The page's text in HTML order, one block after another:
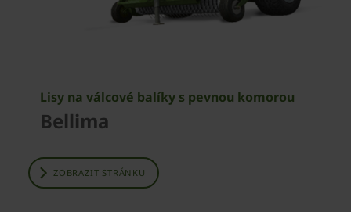
Lisy na válcové balíky s pevnou komorou
Bellima
ZOBRAZIT STRÁNKU